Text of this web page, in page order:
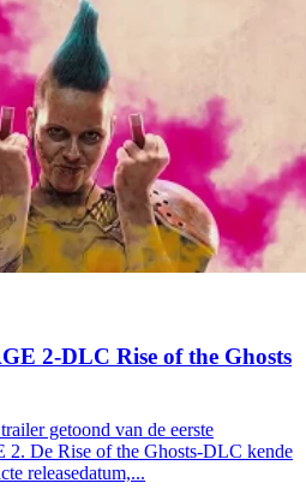
2-DLC Rise of the Ghosts
getoond van de eerste
De Rise of the Ghosts-DLC kende
releasedatum,...